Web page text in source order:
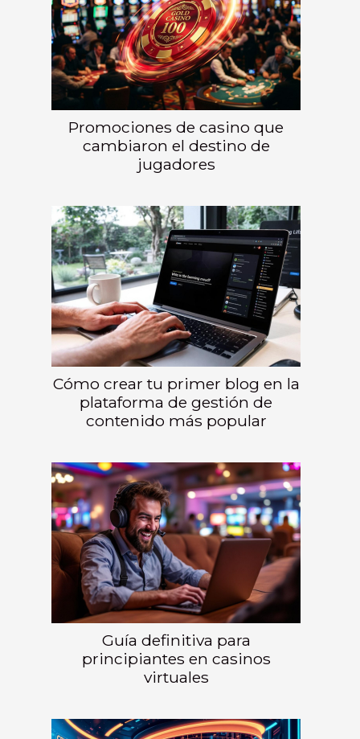
Promociones de casino que
cambiaron el destino de
jugadores
Cómo crear tu primer blog en la
plataforma de gestión de
contenido más popular
Guía definitiva para
principiantes en casinos
virtuales